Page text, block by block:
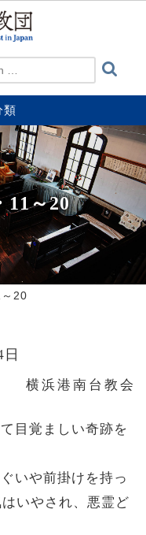
類
11～20
20
横浜港南台教会
目覚ましい奇跡を
いや前掛けを持っ
いやされ、悪霊ど